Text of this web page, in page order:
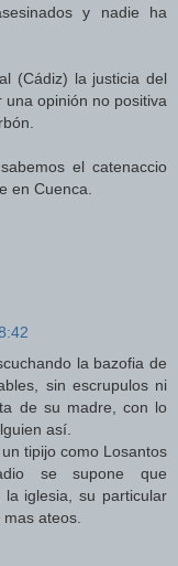
y nadie ha
(Cádiz) la justicia del
opinión no positiva
el catenaccio
en Cuenca.
la bazofia de
sin escrupulos ni
de su madre, con lo
así.
tipijo como Losantos
se supone que
iglesia, su particular
ateos.